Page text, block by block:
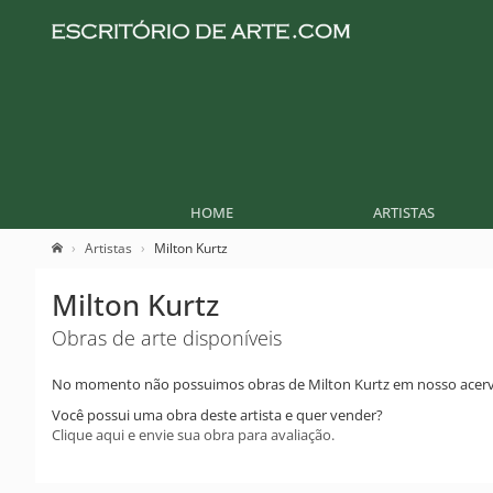
HOME ARTISTAS
Artistas Milton Kurtz
Milton Kurtz
Obras de arte disponíveis
No momento não possuimos obras de Milton Kurtz em nosso
Você possui uma obra deste artista e quer vender?
Clique aqui e envie sua obra para avaliação.